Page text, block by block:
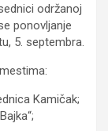
održanoj
ponovljanje
5. septembra.
Kamičak;